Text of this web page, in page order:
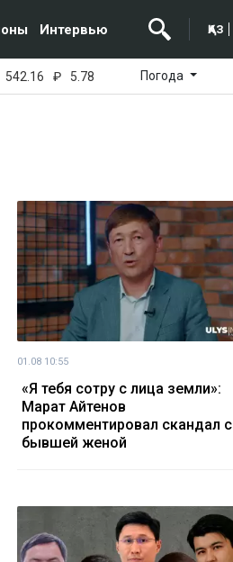
Интервью ҚАЗ
542.16 ₽ 5.78 Погода
01.08 10:55
«Я тебя сотру с лица земли»:
Марат Айтенов
прокомментировал скандал с
бывшей женой